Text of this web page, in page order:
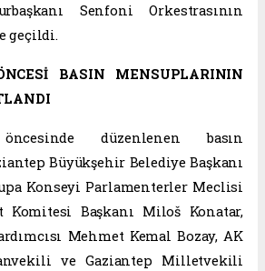
Senfoni Orkestrasının
geçildi.
BASIN MENSUPLARININ
düzenlenen basın
Büyükşehir Belediye Başkanı
Konseyi Parlamenterler Meclisi
Komitesi Başkanı Miloš Konatar,
Mehmet Kemal Bozay, AK
ve Gaziantep Milletvekili